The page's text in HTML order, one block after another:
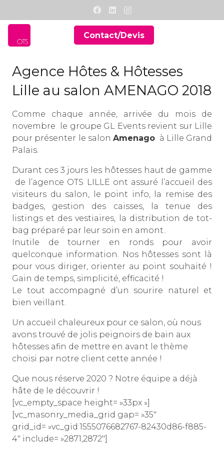
Contact/Devis
Agence Hôtes & Hôtesses
Lille au salon AMENAGO 2018
Comme chaque année, arrivée du mois de
novembre le groupe GL Events revient sur Lille
pour présenter le salon Amenago à Lille Grand
Palais.
Durant ces 3 jours les hôtesses haut de gamme
de
l’agence OTS LILLE ont assuré l’accueil des
visiteurs du salon, le point info, la remise des
badges, gestion des caisses, la tenue des
listings et des vestiaires, la distribution de tot-
bag préparé par leur soin en amont..
Inutile de tourner en ronds pour avoir
quelconque information. Nos hôtesses sont là
pour vous diriger, orienter au point souhaité !
Gain de temps, simplicité, efficacité !
Le tout accompagné d’un sourire naturel et
bien veillant.
Un accueil chaleureux pour ce salon, où nous
avons trouvé de jolis peignoirs de bain aux
hôtesses afin de mettre en avant le thème
choisi par notre client cette année !
Que nous réserve 2020 ? Notre équipe a déjà
hâte de le découvrir !
[vc_empty_space height= »33px »]
[vc_masonry_media_grid gap= »35″
grid_id= »vc_gid:1555076682767-82430d86-f885-
4″ include= »2871,2872″]